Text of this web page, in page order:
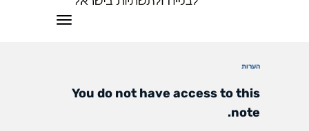
תפריט
הערות
You do not have access to this
note.